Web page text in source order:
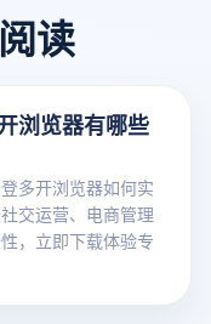
读
浏览器有哪些
多开浏览器如何实
交运营、电商管理
，立即下载体验专